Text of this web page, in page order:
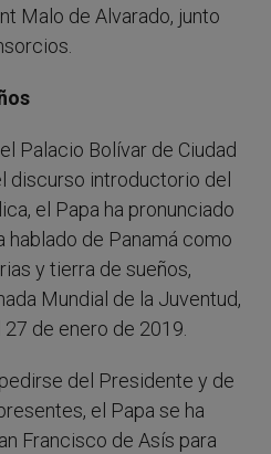
Malo de Alvarado, junto
Palacio Bolívar de Ciudad
discurso introductorio del
el Papa ha pronunciado
hablado de Panamá como
y tierra de sueños,
Mundial de la Juventud,
de enero de 2019.
del Presidente y de
el Papa se ha
Francisco de Asís para